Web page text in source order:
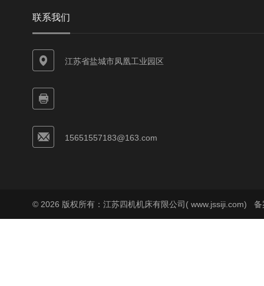
联系我们
江苏省盐城市凤凰工业园区
15651557183@163.com
© 2026 版权所有：江苏四机机床有限公司( www.jssiji.com) 备